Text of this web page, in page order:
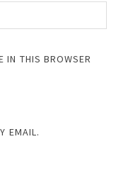
IN THIS BROWSER
EMAIL.